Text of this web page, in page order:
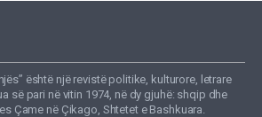
është një revistë politike, kulturore, letrare
së pari në vitin 1974, në dy gjuhë: shqip dhe
Çame në Çikago, Shtetet e Bashkuara.